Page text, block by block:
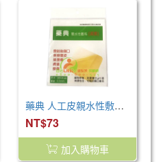
藥典 人工皮親水性敷料-滅菌 (10x10cm)
NT$73
加入購物車